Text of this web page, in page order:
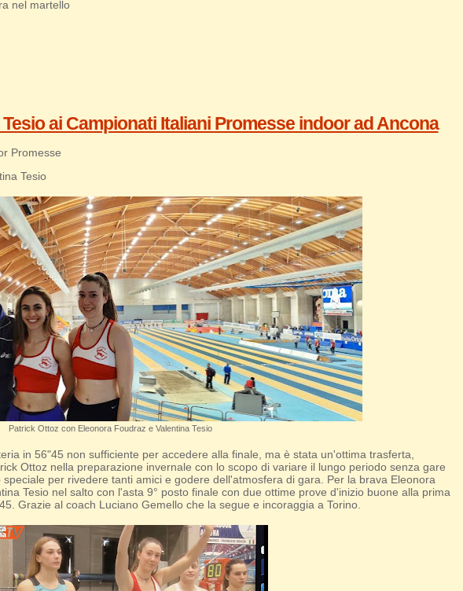
nel martello
ai Campionati Italiani Promesse indoor ad Ancona
Promesse
Tesio
Patrick Ottoz con Eleonora Foudraz e Valentina Tesio
in 56"45 non sufficiente per accedere alla finale, ma è stata un'ottima trasferta,
Ottoz nella preparazione invernale con lo scopo di variare il lungo periodo senza gare
per rivedere tanti amici e godere dell'atmosfera di gara. Per la brava Eleonora
Tesio nel salto con l'asta 9° posto finale con due ottime prove d'inizio buone alla prima
Grazie al coach Luciano Gemello che la segue e incoraggia a Torino.